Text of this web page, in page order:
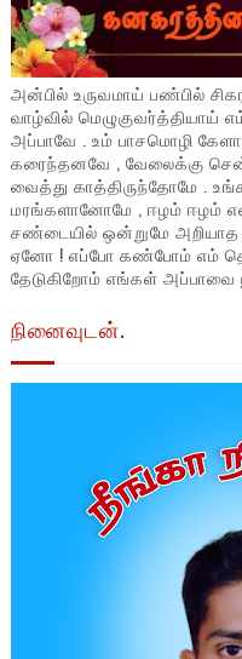
அன்பில் உருவமாய் பண்பில்
வாழ்வில்
அப்பாவே . உம் பாசமொழி
கரைந்தனவே , வேலைக்கு
வைத்து காத்திருந்தோமே .
மரங்களானோமே , ஈழம் ஈழம்
சண்டையில் ஒன்றுமே அறியாத
ஏனோ ! எப்போ கண்போம் எம்
தேடுகிறோம் எங்கள் அப்பாவை
நினைவுடன்.